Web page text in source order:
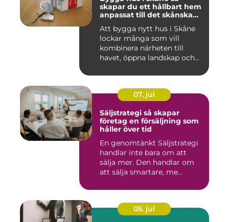
skapar du ett hållbart hem
anpassat till det skånska
Att bygga nytt hus i Skåne
lockar många som vill
kombinera närheten till
havet, öppna landskap och
07. jul
Säljstrategi så skapar
företag en försäljning som
håller över tid
En genomtänkt Säljstrategi
handlar inte bara om att
sälja mer. Den handlar om
att sälja smartare, me...
05. jul